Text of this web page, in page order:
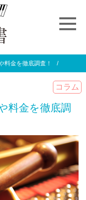
料金を徹底調査！
コラム
料金を徹底調